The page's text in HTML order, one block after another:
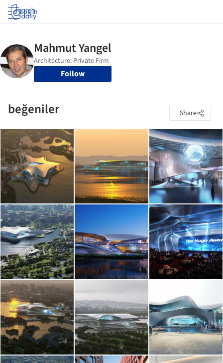
Log in
Follow
beğeniler Share